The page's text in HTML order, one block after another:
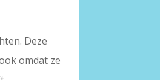
Deze
omdat ze